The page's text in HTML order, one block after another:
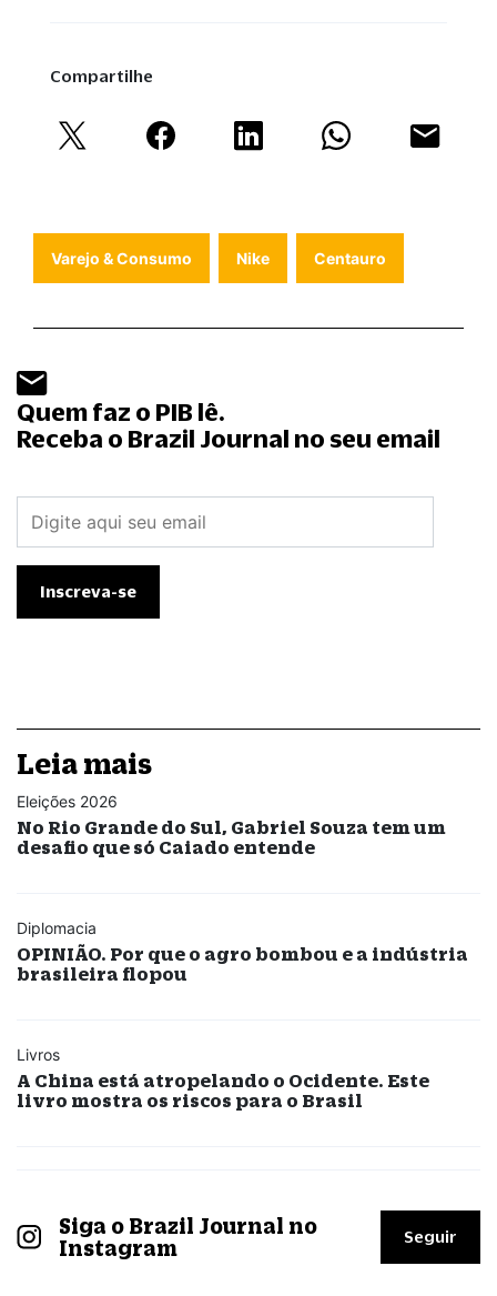
Compartilhe
Varejo & Consumo Nike Centauro
Quem faz o PIB lê.
Receba o Brazil Journal no seu email
Leia mais
Eleições 2026
No Rio Grande do Sul, Gabriel Souza tem um
desafio que só Caiado entende
Diplomacia
OPINIÃO. Por que o agro bombou e a indústria
brasileira flopou
Livros
A China está atropelando o Ocidente. Este
livro mostra os riscos para o Brasil
Siga o Brazil Journal no
Instagram
Seguir